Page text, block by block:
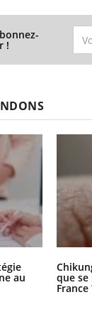
!
au que se
France